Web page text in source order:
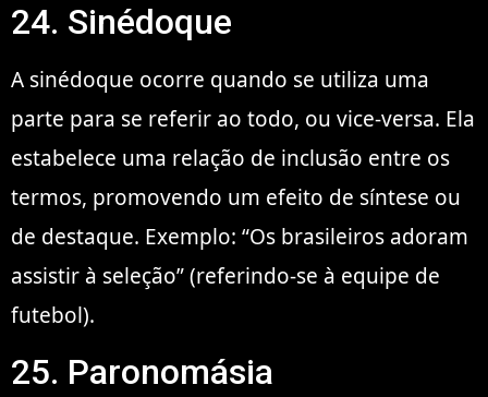
24. Sinédoque
A sinédoque ocorre quando se utiliza uma
parte para se referir ao todo, ou vice-versa. Ela
estabelece uma relação de inclusão entre os
termos, promovendo um efeito de síntese ou
de destaque. Exemplo: “Os brasileiros adoram
assistir à seleção” (referindo-se à equipe de
futebol).
25. Paronomásia